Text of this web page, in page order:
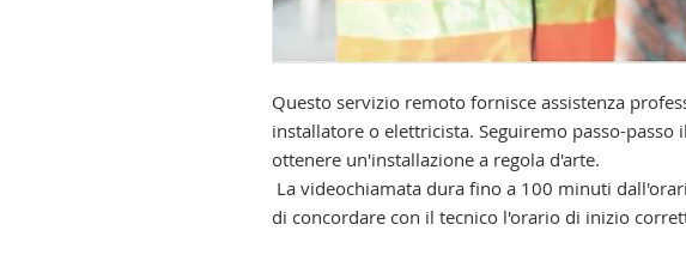
Questo servizio remoto fornisce assistenza
installatore o elettricista. Seguiremo passo-passo
ottenere un'installazione a regola d'arte.
La videochiamata dura fino a 100 minuti
di concordare con il tecnico l'orario di inizio